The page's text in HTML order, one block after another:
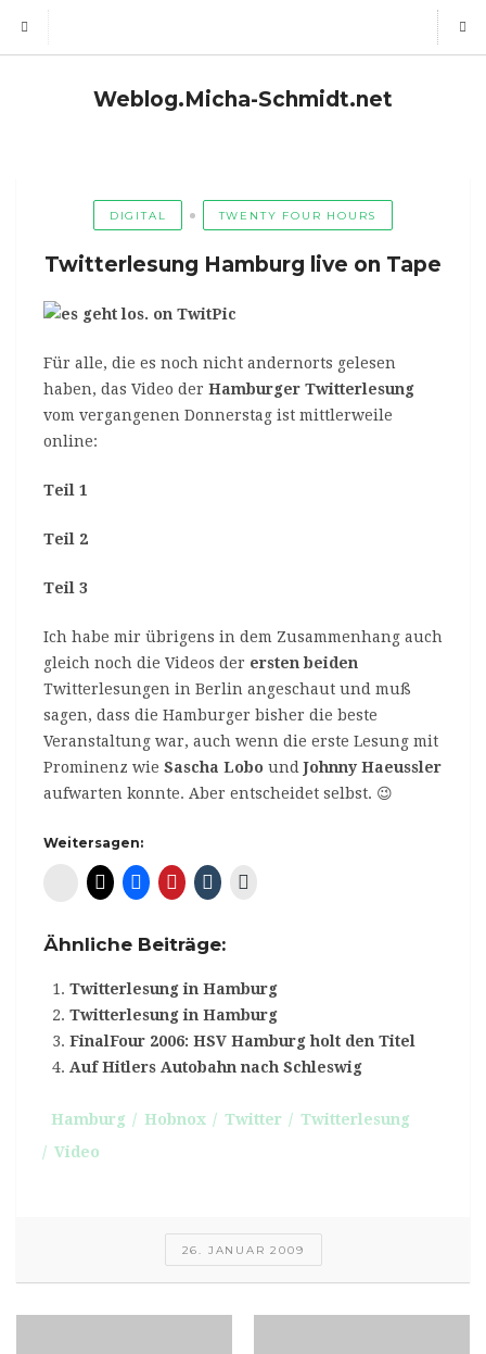
Weblog.Micha-Schmidt.net
DIGITAL TWENTY FOUR HOURS
Twitterlesung Hamburg live on Tape
Für alle, die es noch nicht andernorts gelesen
haben, das Video der Hamburger Twitterlesung
vom vergangenen Donnerstag ist mittlerweile
online:
Teil 1
Teil 2
Teil 3
Ich habe mir übrigens in dem Zusammenhang auch
gleich noch die Videos der ersten beiden
Twitterlesungen in Berlin angeschaut und muß
sagen, dass die Hamburger bisher die beste
Veranstaltung war, auch wenn die erste Lesung mit
Prominenz wie Sascha Lobo undJohnny Haeussler
aufwarten konnte. Aber entscheidet selbst. 😉
Weitersagen:
Diaspora*
Ähnliche Beiträge:
Twitterlesung in Hamburg
Twitterlesung in Hamburg
FinalFour 2006: HSV Hamburg holt den Titel
Auf Hitlers Autobahn nach Schleswig
Hamburg Hobnox Twitter
Twitterlesung
Video
26. JANUAR 2009